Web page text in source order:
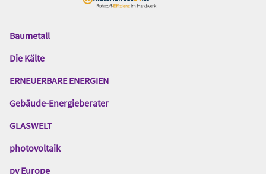
Das
Gentner
Baumetall
Die Kälte
ERNEUERBARE ENERGIEN
Gebäude-Energieberater
GLASWELT
photovoltaik
pv Europe